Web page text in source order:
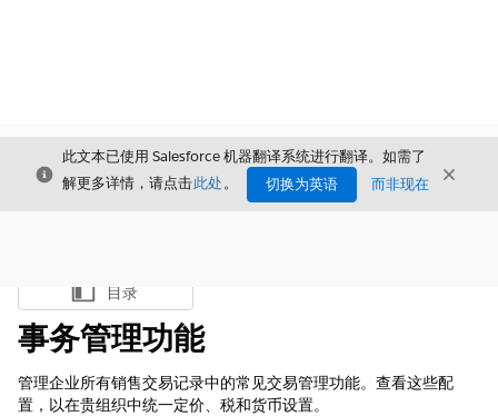
关闭
此文本已使用 Salesforce 机器翻译系统进行翻译。如需了
解更多详情，请点击此处。 切换为英语 而非现在 关闭
显示目录
目录
事务管理功能
管理企业所有销售交易记录中的常见交易管理功能。查看这些配
置，以在贵组织中统一定价、税和货币设置。